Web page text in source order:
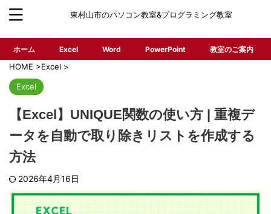
東村山市のパソコン教室&プログラミング教室
ホーム Excel Word PowerPoint 教室のご案内
HOME >Excel >
Excel
【Excel】UNIQUE関数の使い方 | 重複デ
ータを自動で取り除きリストを作成する
方法
2026年4月16日